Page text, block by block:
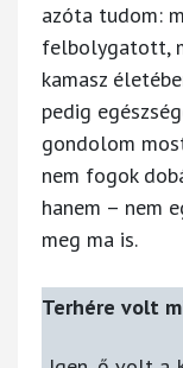
azóta tudom:
felbolygatott,
kamasz
pedig
gondolom
nem fogok
hanem – nem
meg ma is.
Terhére volt